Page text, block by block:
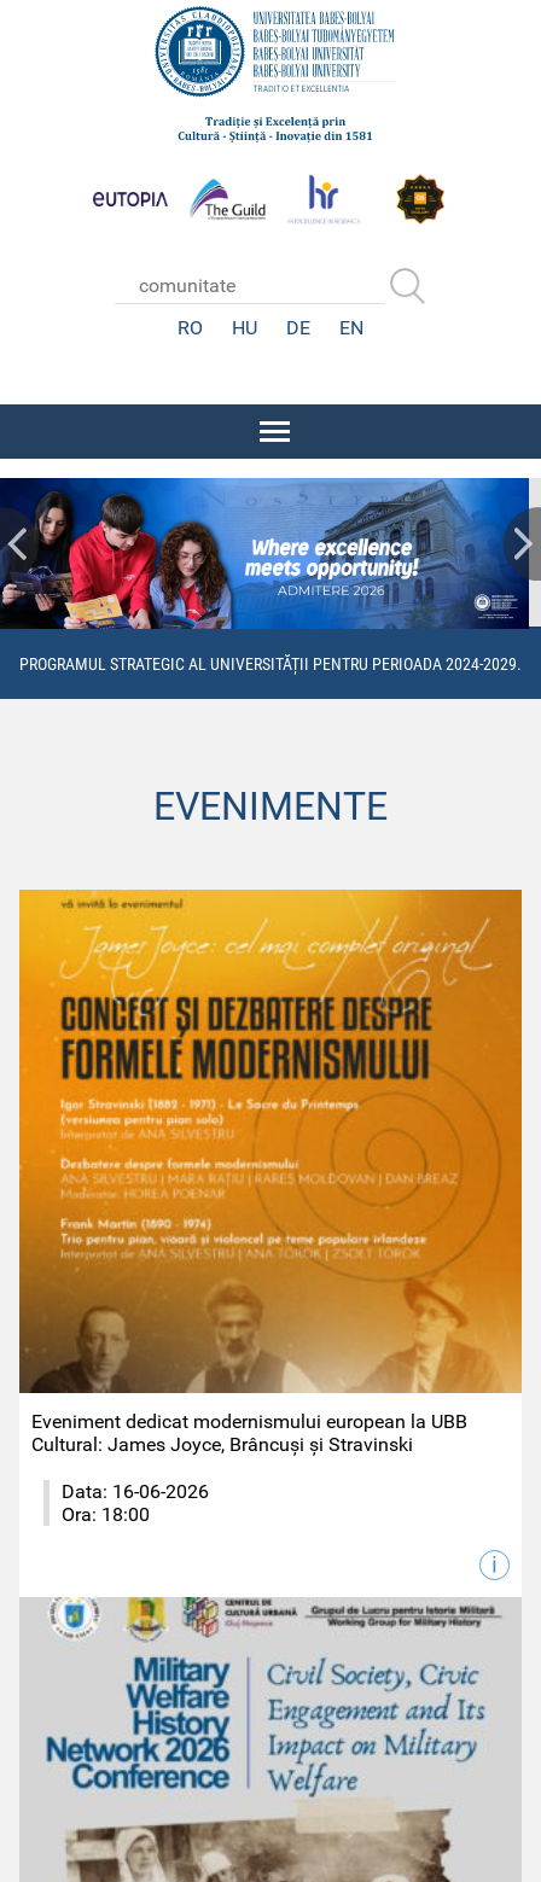
RO HU DE EN
PROGRAMUL STRATEGIC AL UNIVERSITĂȚII PENTRU PERIOADA 2024-2029.
EVENIMENTE
Eveniment dedicat modernismului european la UBB
Cultural: James Joyce, Brâncuși și Stravinski
Data: 16-06-2026
Ora: 18:00